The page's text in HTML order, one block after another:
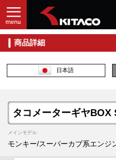
商品詳細
日本語
タコメーターギヤBOX
メインモデル
モンキー/スーパーカブ系エンジ